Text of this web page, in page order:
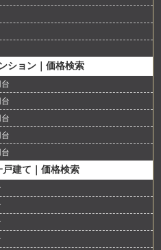
ション｜価格検索
建て｜価格検索